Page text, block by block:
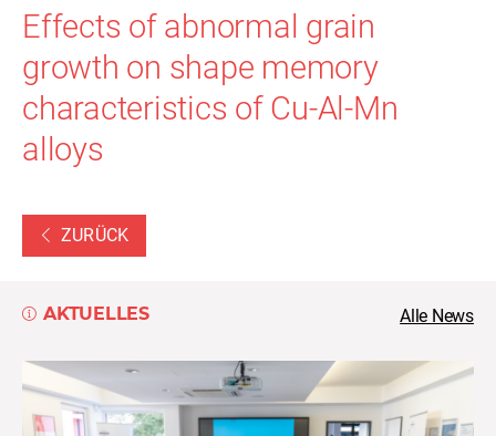
Effects of abnormal grain
growth on shape memory
characteristics of Cu-Al-Mn
alloys
ZURÜCK
AKTUELLES Alle News